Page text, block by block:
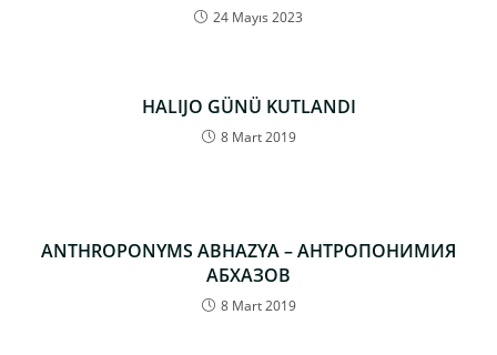
24 Mayıs 2023
HALIJO GÜNÜ KUTLANDI
8 Mart 2019
ANTHROPONYMS ABHAZYA – АНТРОПОНИМИЯ
АБХАЗОВ
8 Mart 2019